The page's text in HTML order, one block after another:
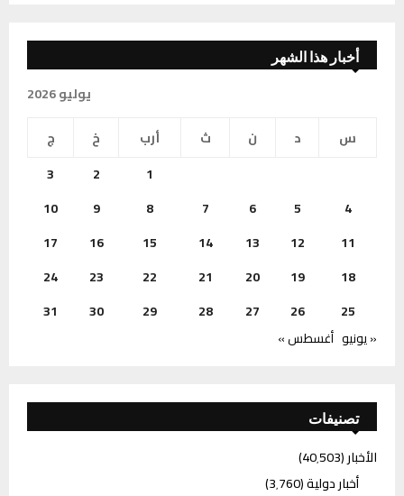
أخبار هذا الشهر
يوليو 2026
س
د ن ث أرب خ
ج
1
2
3
4
5
6
7
8
9
10
11
12
13
14
15
16
17
18
19
20
21
22
23
24
25
26
27
28
29
30
31
« يونيو أغسطس »
تصنيفات
الأخبار(40٬503)
أخبار دولية(3٬760)